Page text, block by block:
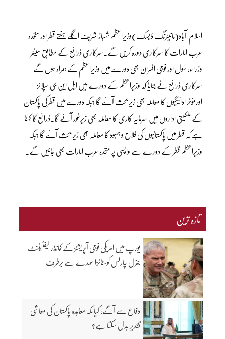
اسلام آباد(مانیٹرنگ ڈیسک)وزیراعظم شہباز شریف اگلے ہفتے قطر اور متحدہ
عرب امارات کا سرکاری دورہ کریں گے۔سرکاری ذرائع کے مطابق سینئر
وزراء، سول اور فوجی افسران بھی دورے میں وزیراعظم کے ہمراہ ہوں گے۔
سرکاری ذرائع نے بتایا کہ وزیراعظم کے دورے میں ایل این جی سپلائز
اورمؤخر ادائیگیوں کا معاملہ بھی زیر بحث آئے گا جبکہ دورے میں قطرکی پاکستان
کے ملکیتی اداروں میں سرمایہ کاری کا معاملہ بھی زیرغور آئے گا۔ذرائع کا کہنا
ہے کہ قطر میں پاکستانیوں کی فلاح و بہبود کا معاملہ بھی زیر بحث آئے گا جبکہ
وزیراعظم قطر کے دورے سے واپسی پر متحدہ عرب امارات بھی جائیں گے۔
تازہ ترین
یورپ میں امریکی فوجی آپریشنز کے کمانڈر لیفٹیننٹ
جنرل چارلس کوسٹانزا عہدے سے برطرف
دفاع سے آگے، کیا مکہ معاہدہ پاکستان کی معاشی
تقدیر بدل سکتا ہے؟